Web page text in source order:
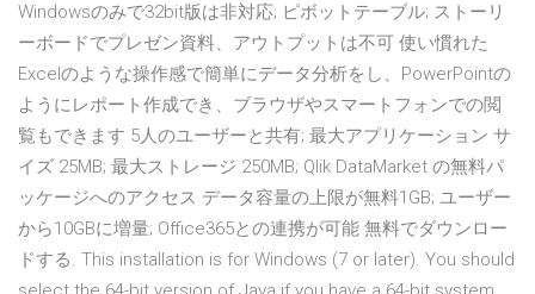
Windowsのみで32bit版は非対応; ピボットテーブル; ストーリ
ーボードでプレゼン資料、アウトプットは不可 使い慣れた
Excelのような操作感で簡単にデータ分析をし、PowerPointの
ようにレポート作成でき、ブラウザやスマートフォンでの閲
覧もできます 5人のユーザーと共有; 最大アプリケーション サ
イズ 25MB; 最大ストレージ 250MB; Qlik DataMarket の無料パ
ッケージへのアクセス データ容量の上限が無料1GB; ユーザー
から10GBに増量; Office365との連携が可能 無料でダウンロー
ドする. This installation is for Windows (7 or later). You should